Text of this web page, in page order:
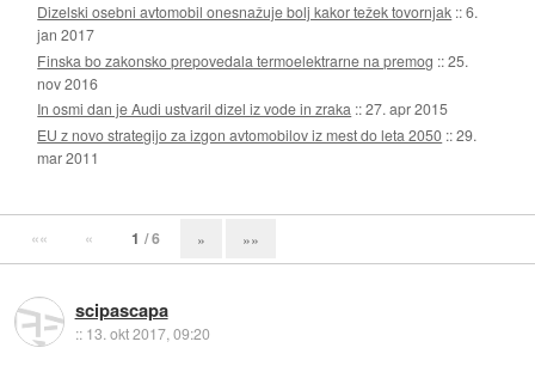
Dizelski osebni avtomobil onesnažuje bolj kakor težek tovornjak ::6.
jan 2017
Finska bo zakonsko prepovedala termoelektrarne na premog ::25.
nov 2016
In osmi dan je Audi ustvaril dizel iz vode in zraka ::27. apr 2015
EU z novo strategijo za izgon avtomobilov iz mest do leta 2050 ::29.
mar 2011
«« « 1 / 6 » »»
scipascapa
:: 13. okt 2017, 09:20